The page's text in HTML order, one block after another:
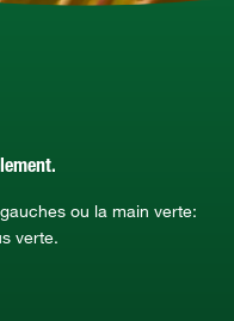
ou la main verte:
verte.